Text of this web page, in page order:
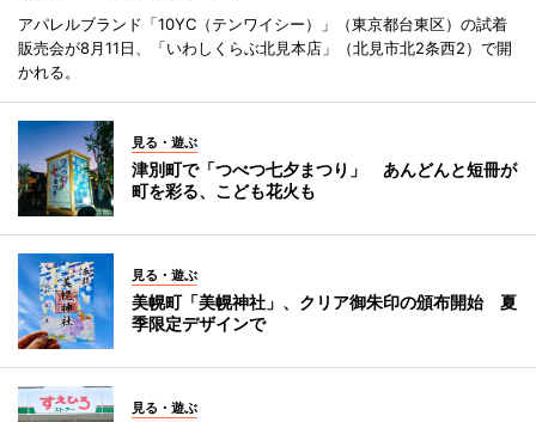
アパレルブランド「10YC（テンワイシー）」（東京都台東区）の試着
販売会が8月11日、「いわしくらぶ北見本店」（北見市北2条西2）で開
かれる。
見る・遊ぶ
津別町で「つべつ七夕まつり」 あんどんと短冊が
町を彩る、こども花火も
見る・遊ぶ
美幌町「美幌神社」、クリア御朱印の頒布開始 夏
季限定デザインで
見る・遊ぶ